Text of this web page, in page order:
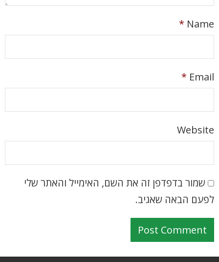
Name
*
Email
*
Website
שמור בדפדפן זה את השם, האימייל והאתר שלי
לפעם הבאה שאגיב.